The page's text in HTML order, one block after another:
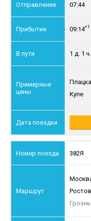
07:44
09:14+1
1 д. 1 ч.
Купе
382Я